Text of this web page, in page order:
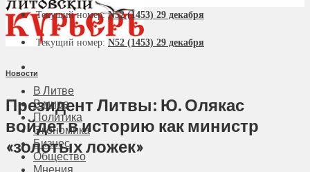
В Литве
В мире
Политика
Экономика
Бизнес
Общество
Мнения
Текущий номер:N52 (1453) 29 декабря
Текущий номер: N52 (1453) 29 декабря
Новости
Президент Литвы: Ю. Олякас
войдет в историю как министр
«золотых ложек»